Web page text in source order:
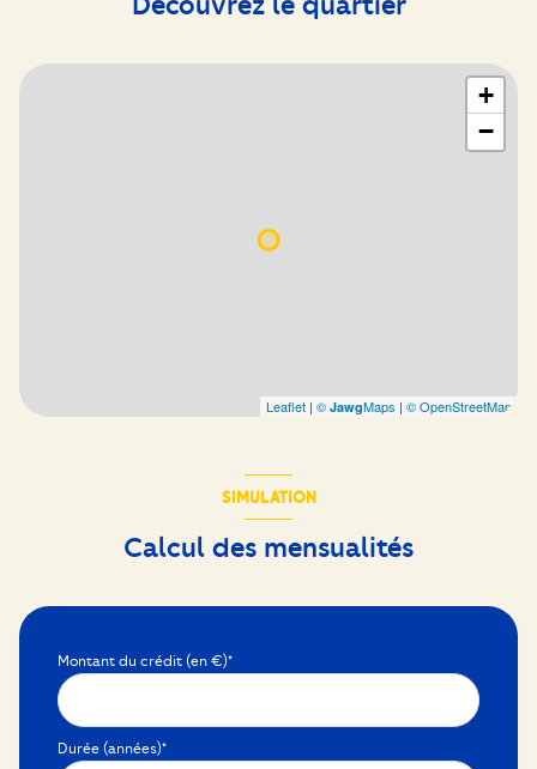
+
−
Leaflet | © JawgMaps | © OpenStreetMap
SIMULATION
Calcul des mensualités
Montant du crédit (en €)*
Durée (années)*